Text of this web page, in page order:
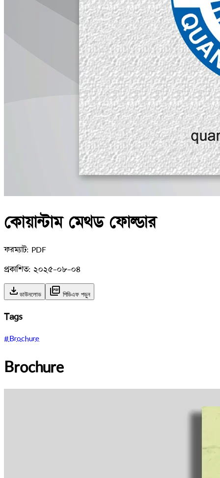
কোয়ান্টাম মেথড ফোল্ডার
ফরম্যাট: PDF
প্রকাশিত: ২০২৫-০৮-০৪
download ডাউনলোড picture_as_pdf পিডিএফ পড়ুন
Tags
#Brochure
Brochure